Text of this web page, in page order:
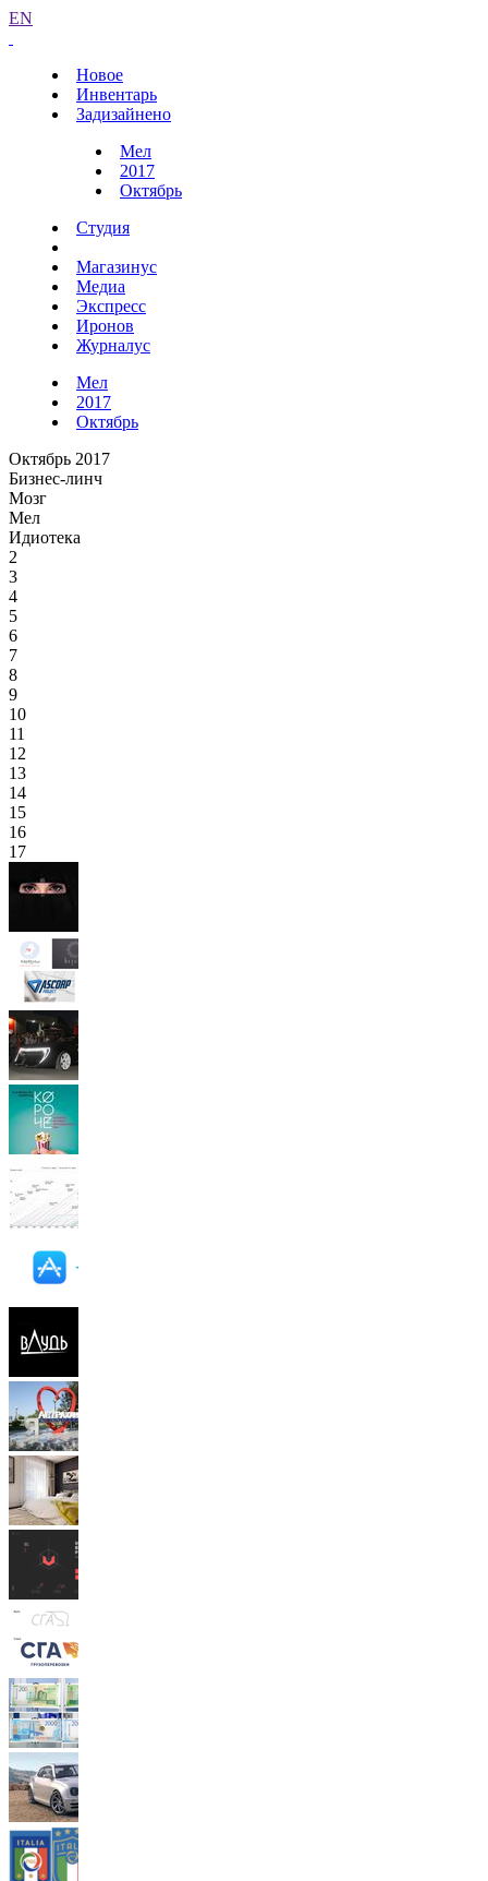
EN
Новое
Инвентарь
Задизайнено
Мел
2017
Октябрь
Студия
Магазинус
Медиа
Экспресс
Иронов
Журналус
Мел
2017
Октябрь
Октябрь 2017
Бизнес-линч
Мозг
Мел
Идиотека
2
3
4
5
6
7
8
9
10
11
12
13
14
15
16
17